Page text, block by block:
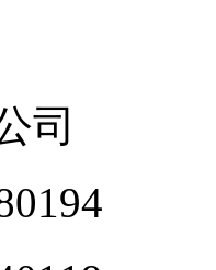
司